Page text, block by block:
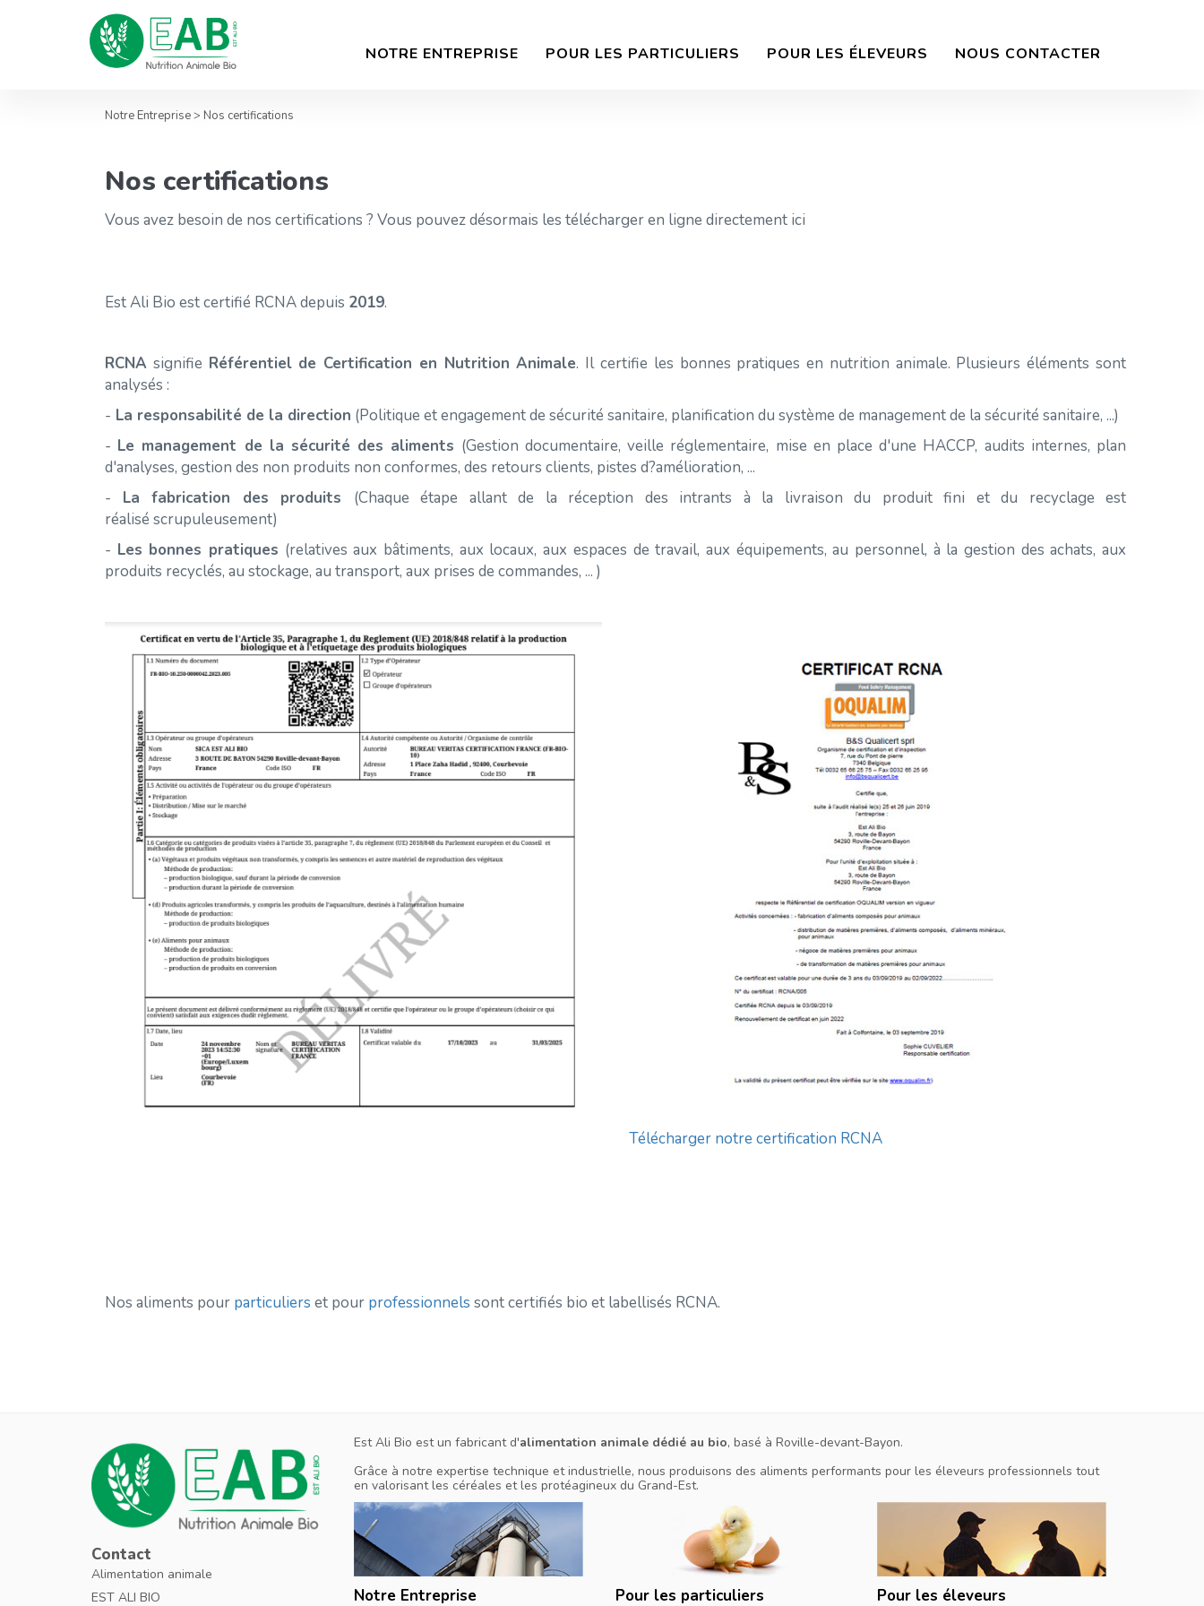
NOTRE ENTREPRISE POUR LES PARTICULIERS POUR LES ÉLEVEURS NOUS CONTACTER
Notre Entreprise> Nos certifications
Nos certifications
Vous avez besoin de nos certifications ? Vous pouvez désormais les télécharger en ligne directement ici
Est Ali Bio est certifié RCNA depuis 2019.
RCNA signifie Référentiel de Certification en Nutrition Animale. Il certifie les bonnes pratiques en nutrition animale. Plusieurs éléments sont
analysés :
- La responsabilité de la direction (Politique et engagement de sécurité sanitaire, planification du système de management de la sécurité sanitaire, ...)
- Le management de la sécurité des aliments (Gestion documentaire, veille réglementaire, mise en place d'une HACCP, audits internes, plan
d'analyses, gestion des non produits non conformes, des retours clients, pistes d?amélioration, ...
- La fabrication des produits (Chaque étape allant de la réception des intrants à la livraison du produit fini et du recyclage est
réalisé scrupuleusement)
- Les bonnes pratiques (relatives aux bâtiments, aux locaux, aux espaces de travail, aux équipements, au personnel, à la gestion des achats, aux
produits recyclés, au stockage, au transport, aux prises de commandes, ... )
Télécharger notre certification RCNA
Nos aliments pour particuliers et pour professionnels sont certifiés bio et labellisés RCNA.
Contact
Alimentation animale
EST ALI BIO
Est Ali Bio est un fabricant d'alimentation animale dédié au bio, basé à Roville-devant-Bayon.
Grâce à notre expertise technique et industrielle, nous produisons des aliments performants pour les éleveurs professionnels tout
en valorisant les céréales et les protéagineux du Grand-Est.
Notre Entreprise Pour les particuliers Pour les éleveurs